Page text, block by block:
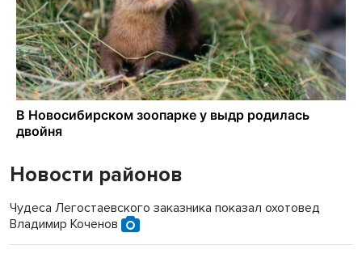
Новости районов
Чудеса Легостаевского заказника показал охотовед
Владимир Коченов